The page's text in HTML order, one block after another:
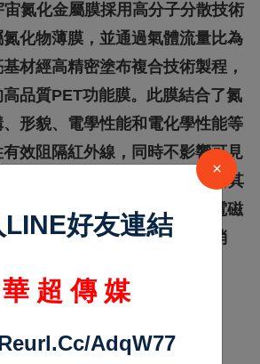
氮化金屬膜採用高分子分散技術
化物薄膜，並通過氣體流量比為
材經高精密塗布複合技術製程，
品質PET功能膜。此膜結合了氮
形貌、電學性能和電化學性能等
效阻隔紅外線，同時不影響可見
化金屬隔熱紙的主要優勢在於其
，且擁有金屬成份卻不干擾電磁
的隔熱性能可顯著降低能源消
型號為11～73％
×
好友連結
超 傳 媒
adqW77